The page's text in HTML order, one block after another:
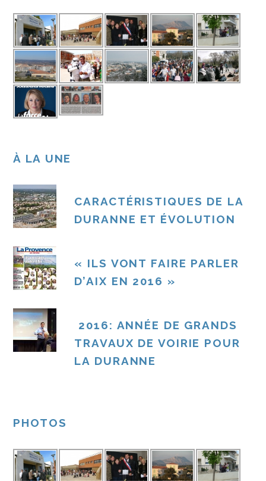
À LA UNE
CARACTÉRISTIQUES DE LA
DURANNE ET ÉVOLUTION
« ILS VONT FAIRE PARLER
D’AIX EN 2016 »
2016: ANNÉE DE GRANDS
TRAVAUX DE VOIRIE POUR
LA DURANNE
PHOTOS